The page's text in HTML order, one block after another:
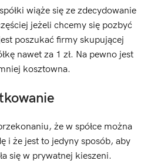
wiąże się ze zdecydowanie
jeżeli chcemy się pozbyć
poszukać firmy skupującej
nawet za 1 zł. Na pewno jest
kosztowna.
że w spółce można
i że jest to jedyny sposób, aby
się w prywatnej kieszeni.